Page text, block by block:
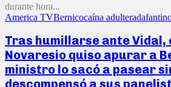
durante hora...
America TVBernicocaína adulterada
Tras humillarse ante Vidal,
Novaresio quiso apurar a
ministro lo sacó a pasear
descompensó a sus